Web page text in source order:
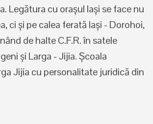
Legătura cu orașul Iași se face nu
ci și pe calea ferată Iași - Dorohoi,
de halte C.F.R. în satele
și Larga - Jijia. Şcoala
Jijia cu personalitate juridică din